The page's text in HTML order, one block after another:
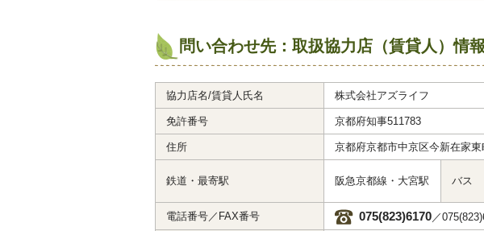
問い合わせ先：取扱協力店（賃貸人）情報
協力店名/賃貸人氏名 株式会社アズライフ
免許番号 京都府知事511783
住所 京都府京都市中京区今新在家東
鉄道・最寄駅 阪急京都線・大宮駅 バス
電話番号／FAX番号 075(823)6170／